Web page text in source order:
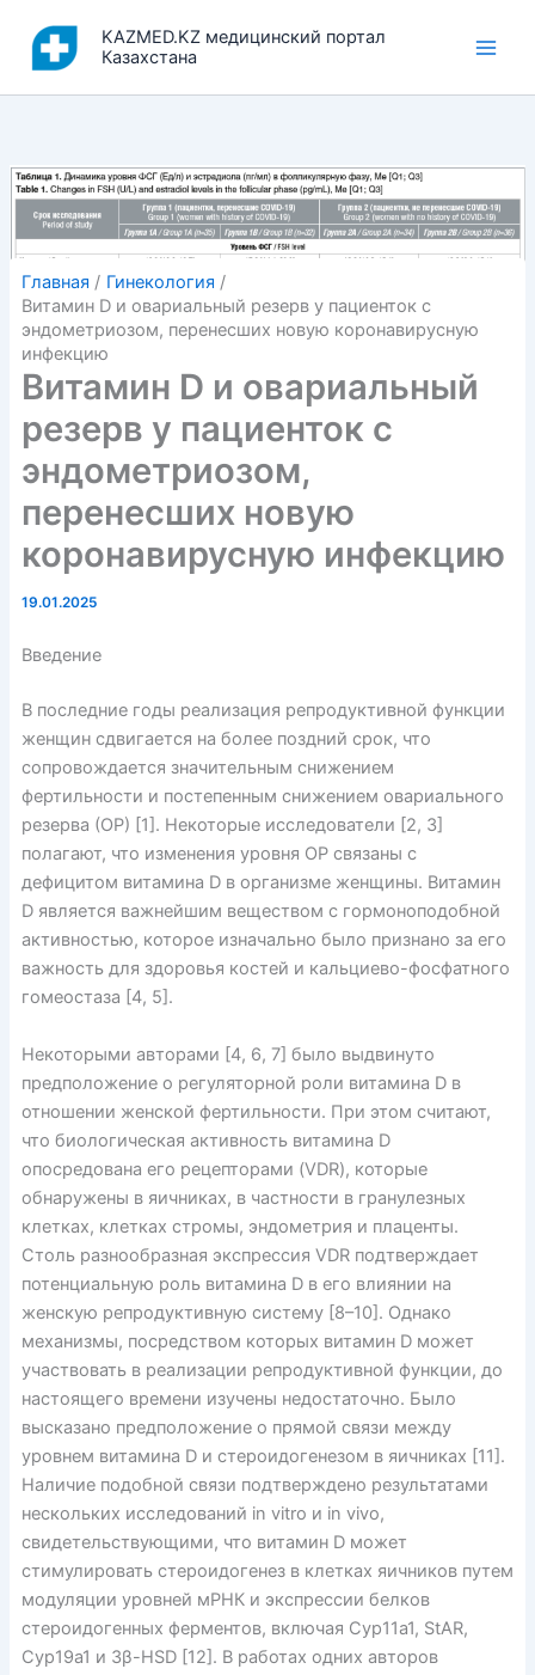
содержимому
KAZMED.KZ медицинский портал
Казахстана
Главная
Гинекология
Витамин D и овариальный резерв у пациенток с
эндометриозом, перенесших новую коронавирусную
инфекцию
Витамин D и овариальный
резерв у пациенток с
эндометриозом,
перенесших новую
коронавирусную инфекцию
19.01.2025
Введение
В последние годы реализация репродуктивной функции
женщин сдвигается на более поздний срок, что
сопровождается значительным снижением
фертильности и постепенным снижением овариального
резерва (ОР) [1]. Некоторые исследователи [2, 3]
полагают, что изменения уровня ОР связаны с
дефицитом витамина D в организме женщины. Витамин
D является важнейшим веществом с гормоноподобной
активностью, которое изначально было признано за его
важность для здоровья костей и кальциево-фосфатного
гомеостаза [4, 5].
Некоторыми авторами [4, 6, 7] было выдвинуто
предположение о регуляторной роли витамина D в
отношении женской фертильности. При этом считают,
что биологическая активность витамина D
опосредована его рецепторами (VDR), которые
обнаружены в яичниках, в частности в гранулезных
клетках, клетках стромы, эндометрия и плаценты.
Столь разнообразная экспрессия VDR подтверждает
потенциальную роль витамина D в его влиянии на
женскую репродуктивную систему [8–10]. Однако
механизмы, посредством которых витамин D может
участвовать в реализации репродуктивной функции, до
настоящего времени изучены недостаточно. Было
высказано предположение о прямой связи между
уровнем витамина D и стероидогенезом в яичниках [11].
Наличие подобной связи подтверждено результатами
нескольких исследований in vitro и in vivo,
свидетельствующими, что витамин D может
стимулировать стероидогенез в клетках яичников путем
модуляции уровней мРНК и экспрессии белков
стероидогенных ферментов, включая Cyp11a1, StAR,
Cyp19a1 и 3β-HSD [12]. В работах одних авторов